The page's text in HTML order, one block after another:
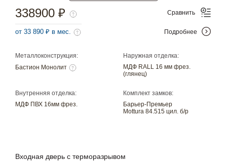
Металлоконструкция:
Бастион Монолит
Наружная отделка:
МДФ RALL 16 мм фрез.
(глянец)
Внутренняя отделка:
МДФ ПВХ 16мм фрез.
Комплект замков:
Барьер-Премьер
Mottura 84.515 цил. б/р
338900 ₽
от 33 890 ₽ в мес.
Сравнить
Подробнее
Входная дверь с терморазрывом